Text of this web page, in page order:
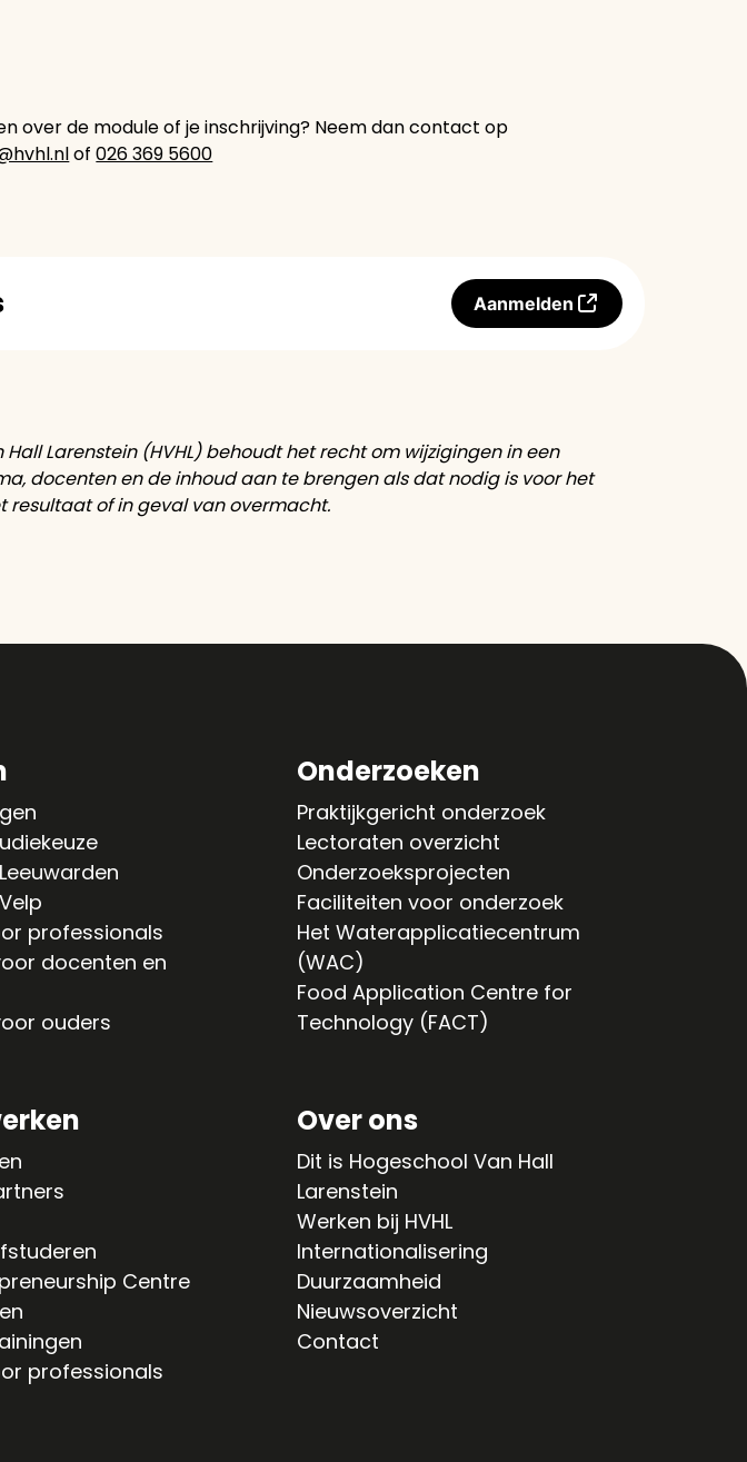
over de module of je inschrijving? Neem dan contact op
of026 369 5600
Aanmelden
Hall Larenstein (HVHL) behoudt het recht om wijzigingen in een
docenten en de inhoud aan te brengen als dat nodig is voor het
resultaat of in geval van overmacht.
professionals
docenten en
ouders
Onderzoeken
Praktijkgericht onderzoek
Lectoraten overzicht
Onderzoeksprojecten
Faciliteiten voor onderzoek
Het Waterapplicatiecentrum
(WAC)
Food Application Centre for
Technology (FACT)
Centre
professionals
Over ons
Dit is Hogeschool Van Hall
Larenstein
Werken bij HVHL
Internationalisering
Duurzaamheid
Nieuwsoverzicht
Contact